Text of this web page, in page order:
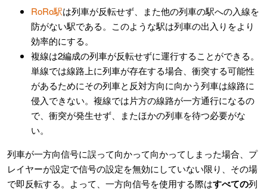
RoRo駅は列車が反転せず、また他の列車の駅への入線を
防がない駅である。このような駅は列車の出入りをより
効率的にする。
複線は2編成の列車が反転せずに運行することができる。
単線では線路上に列車が存在する場合、衝突する可能性
があるためにその列車と反対方向に向かう列車は線路に
侵入できない。複線では片方の線路が一方通行になるの
で、衝突が発生せず、またほかの列車を待つ必要がな
い。
列車が一方向信号に誤って向かって向かってしまった場合、プ
レイヤーが設定で信号の設定を無効にしていない限り、その場
で即反転する。よって、一方向信号を使用する際はすべての列